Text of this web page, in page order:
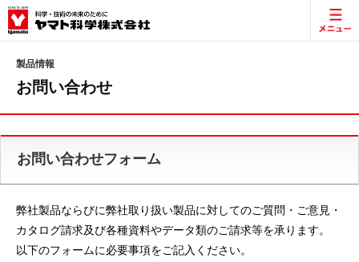
製品情報
お問い合わせ
お問い合わせフォーム
弊社製品ならびに弊社取り扱い製品に対してのご質問・ご意見・
カタログ請求及び各種資料やデータ類のご請求等を承ります。
以下のフォームに必要事項をご記入ください。